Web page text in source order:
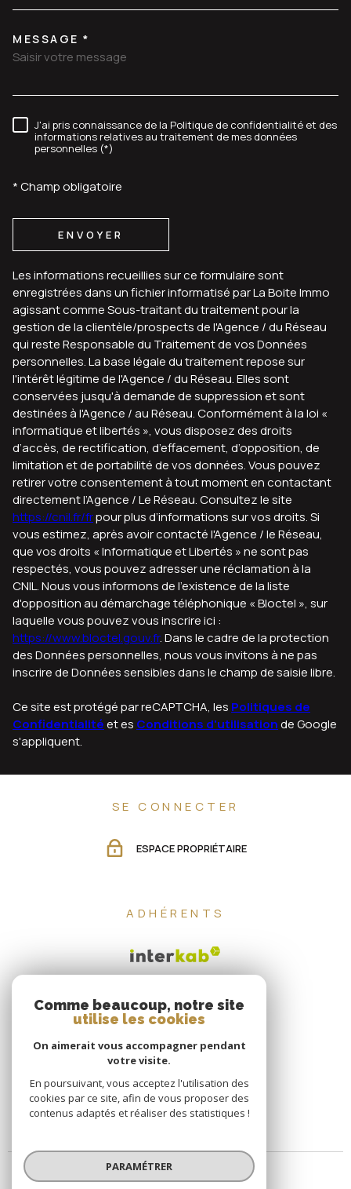
TRAD_MELTEM_VOREDEMANDE
MESSAGE *
RÈGLEMENTATION
J'ai pris connaissance de la Politique de confidentialité et des
informations relatives au traitement de mes données
personnelles (*)
* Champ obligatoire
ENVOYER
Les informations recueillies sur ce formulaire sont
enregistrées dans un fichier informatisé par La Boite Immo
agissant comme Sous-traitant du traitement pour la
gestion de la clientèle/prospects de l'Agence / du Réseau
qui reste Responsable du Traitement de vos Données
personnelles. La base légale du traitement repose sur
l'intérêt légitime de l'Agence / du Réseau. Elles sont
conservées jusqu'à demande de suppression et sont
destinées à l'Agence / au Réseau. Conformément à la loi «
informatique et libertés », vous disposez des droits
d’accès, de rectification, d’effacement, d’opposition, de
limitation et de portabilité de vos données. Vous pouvez
retirer votre consentement à tout moment en contactant
directement l’Agence / Le Réseau. Consultez le site
https://cnil.fr/frpour plus d’informations sur vos droits. Si
vous estimez, après avoir contacté l'Agence / le Réseau,
que vos droits « Informatique et Libertés » ne sont pas
respectés, vous pouvez adresser une réclamation à la
CNIL. Nous vous informons de l’existence de la liste
d'opposition au démarchage téléphonique « Bloctel », sur
laquelle vous pouvez vous inscrire ici :
https://www.bloctel.gouv.fr. Dans le cadre de la protection
des Données personnelles, nous vous invitons à ne pas
inscrire de Données sensibles dans le champ de saisie libre.
Ce site est protégé par reCAPTCHA, les Politiques de
Confidentialitéet es Conditions d'utilisationde Google
s'appliquent.
SE CONNECTER
ESPACE PROPRIÉTAIRE
ADHÉRENTS
Comme beaucoup, notre site
utilise les cookies
On aimerait vous accompagner pendant
votre visite.
En poursuivant, vous acceptez l'utilisation des
cookies par ce site, afin de vous proposer des
contenus adaptés et réaliser des statistiques !
PARAMÉTRER